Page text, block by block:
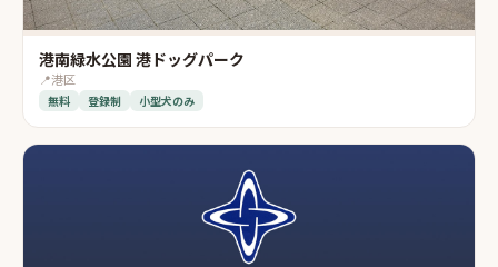
港南緑水公園 港ドッグパーク
📍港区
無料 登録制 小型犬のみ